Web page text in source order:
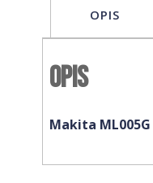
OPIS
Opis
Makita ML005G